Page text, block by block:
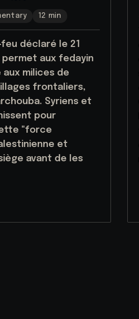
12 min
déclaré le 21
permet aux fedayin
milices de
frontaliers,
Syriens et
pour
"force
et
avant de les